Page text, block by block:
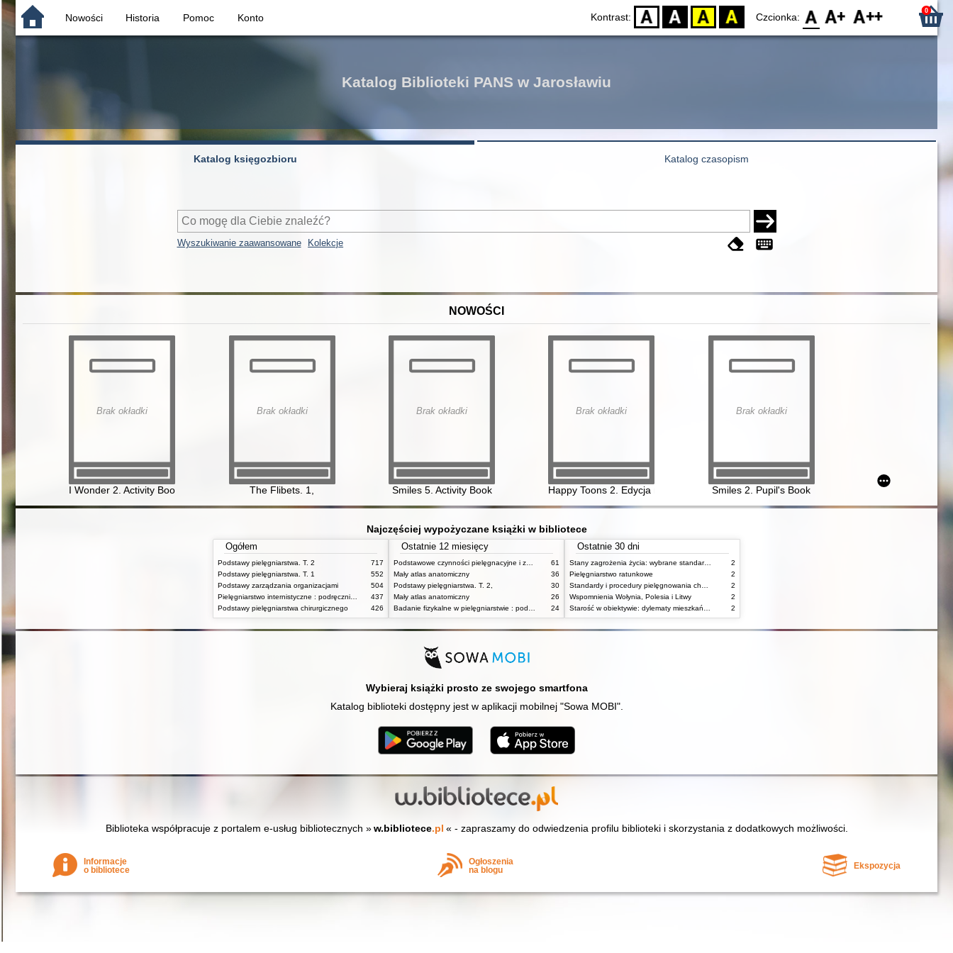
Nowości Historia Pomoc Konto Kontrast: D BW YB BY Czcionka: F0 F1 F2 0
Katalog Biblioteki PANS w Jarosławiu
Katalog księgozbioru Katalog czasopism
Wyszukiwanie zaawansowane Kolekcje
NOWOŚCI
Brak okładki
I Wonder 2. Activity Book
Brak okładki
The Flibets. 1,
Brak okładki
Smiles 5. Activity Book
Brak okładki
Happy Toons 2. Edycja międzynarodowa. Activity Book+ DigiBook
Brak okładki
Smiles 2. Pupil's Book
Najczęściej wypożyczane książki w bibliotece
Ogółem
Podstawy pielęgniarstwa. T. 2
717
Podstawy pielęgniarstwa. T. 1
552
Podstawy zarządzania organizacjami
504
437
Podstawy pielęgniarstwa chirurgicznego
426
Ostatnie 12 miesięcy
61
Mały atlas anatomiczny
36
Podstawy pielęgniarstwa. T. 2,
30
Mały atlas anatomiczny
26
24
Ostatnie 30 dni
Stany zagrożenia życia: wybrane standardy opieki i procedury postępowania pielęgniarskiego
2
Pielęgniarstwo ratunkowe
2
2
Wspomnienia Wołynia, Polesia i Litwy
2
2
Wybieraj książki prosto ze swojego smartfona
Katalog biblioteki dostępny jest w aplikacji mobilnej "Sowa MOBI".
Biblioteka współpracuje z portalem e-usług bibliotecznych » w.bibliotece.pl « - zapraszamy do odwiedzenia profilu biblioteki i skorzystania z dodatkowych możliwości.
Informacje
o bibliotece
Ogłoszenia
na blogu
Ekspozycja